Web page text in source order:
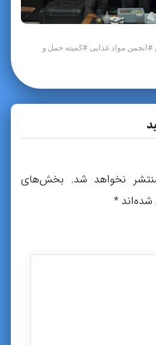
# انجمن مواد غذایی #کمیته حمل و
نخواهد شد. بخش‌های
شده‌اند*